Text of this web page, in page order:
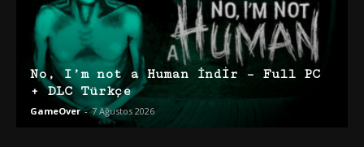
No, I’m not a Human İndir – Full PC
+ DLC Türkçe
GameOver - 7 Ağustos 2026